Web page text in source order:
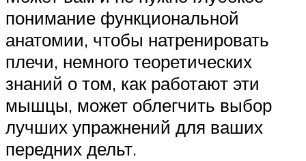
понимание функциональной
анатомии, чтобы натренировать
плечи, немного теоретических
знаний о том, как работают эти
мышцы, может облегчить выбор
лучших упражнений для ваших
передних дельт.